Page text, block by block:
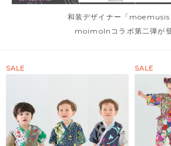
和装デザイナー「
moimolnコラボ第二弾が登
SALE SALE